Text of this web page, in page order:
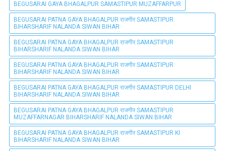
BEGUSARAI GAYA BHAGALPUR SAMASTIPUR MUZAFFARPUR
BEGUSARAI PATNA GAYA BHAGALPUR राजगीर SAMASTIPUR
BIHARSHARIF NALANDA SIWAN BIHAR
BEGUSARAI PATNA GAYA BHAGALPUR राजगीर SAMASTIPUR
BIHARSHARIF NALANDA SIWAN BIHAR
BEGUSARAI PATNA GAYA BHAGALPUR राजगीर SAMASTIPUR
BIHARSHARIF NALANDA SIWAN BIHAR
BEGUSARAI PATNA GAYA BHAGALPUR राजगीर SAMASTIPUR DELHI
BIHARSHARIF NALANDA SIWAN BIHAR
BEGUSARAI PATNA GAYA BHAGALPUR राजगीर SAMASTIPUR
MUZAFFARNAGAR BIHARSHARIF NALANDA SIWAN BIHAR
BEGUSARAI PATNA GAYA BHAGALPUR राजगीर SAMASTIPUR KI
BIHARSHARIF NALANDA SIWAN BIHAR